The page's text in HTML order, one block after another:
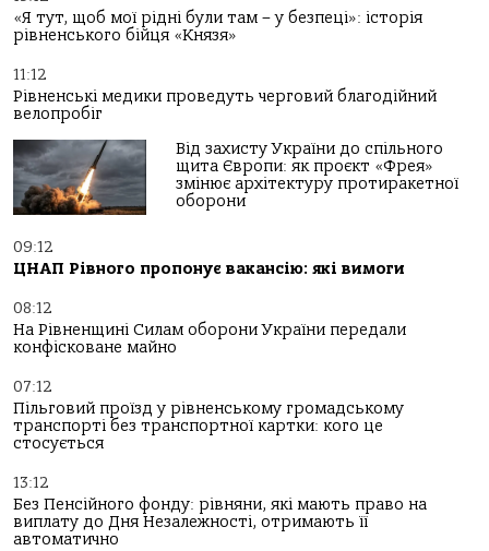
«Я тут, щоб мої рідні були там – у безпеці»: історія
рівненського бійця «Князя»
11:12
Рівненські медики проведуть черговий благодійний
велопробіг
Від захисту України до спільного
щита Європи: як проєкт «Фрея»
змінює архітектуру протиракетної
оборони
09:12
ЦНАП Рівного пропонує вакансію: які вимоги
08:12
На Рівненщині Силам оборони України передали
конфісковане майно
07:12
Пільговий проїзд у рівненському громадському
транспорті без транспортної картки: кого це
стосується
13:12
Без Пенсійного фонду: рівняни, які мають право на
виплату до Дня Незалежності, отримають її
автоматично